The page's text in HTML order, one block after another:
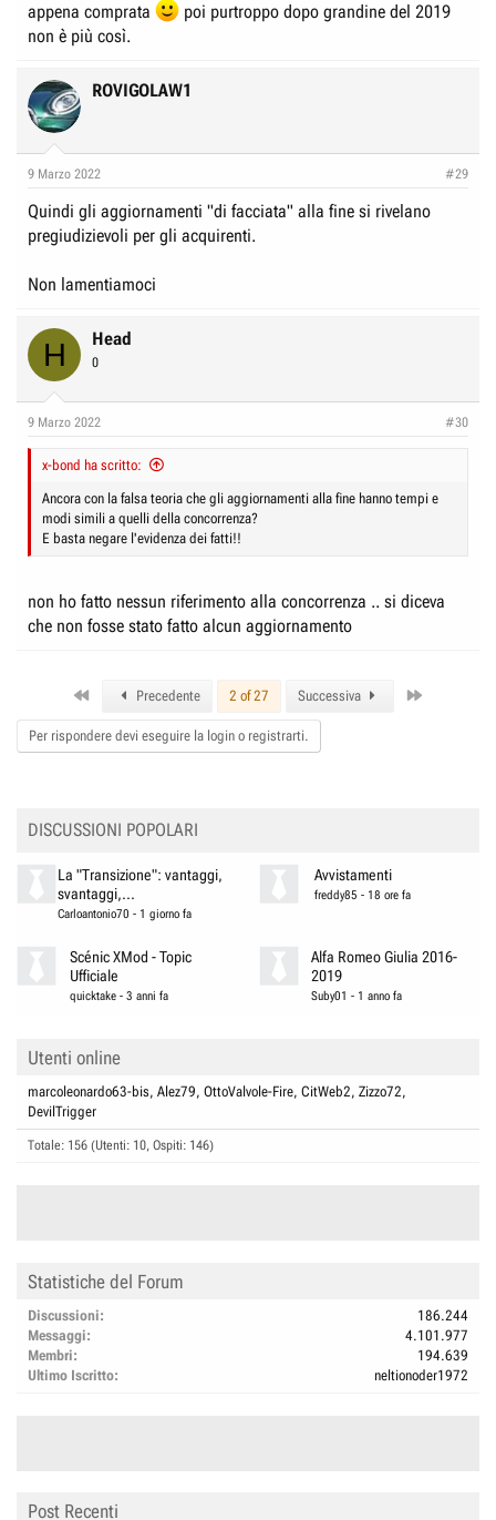
appena comprata
poi purtroppo dopo grandine del 2019
non è più così.
ROVIGOLAW1
9 Marzo 2022 #29
Quindi gli aggiornamenti "di facciata" alla fine si rivelano
pregiudizievoli per gli acquirenti.
Non lamentiamoci
H Head
0
9 Marzo 2022 #30
x-bond ha scritto:
Ancora con la falsa teoria che gli aggiornamenti alla fine hanno tempi e
modi simili a quelli della concorrenza?
E basta negare l'evidenza dei fatti!!
non ho fatto nessun riferimento alla concorrenza .. si diceva
che non fosse stato fatto alcun aggiornamento
Precedente 2 of 27 Successiva
Per rispondere devi eseguire la login o registrarti.
DISCUSSIONI POPOLARI
La "Transizione": vantaggi,
svantaggi,...
Carloantonio70 - 1 giorno fa
Avvistamenti
freddy85 - 18 ore fa
Scénic XMod - Topic
Ufficiale
quicktake -3 anni fa
Alfa Romeo Giulia 2016-
2019
Suby01 - 1 anno fa
Utenti online
marcoleonardo63-bis Alez79 OttoValvole-Fire CitWeb2 Zizzo72
DevilTrigger
Totale: 156 (Utenti: 10, Ospiti: 146)
Statistiche del Forum
Discussioni
186.244
Messaggi
4.101.977
Membri
194.639
Ultimo Iscritto
neltionoder1972
Post Recenti